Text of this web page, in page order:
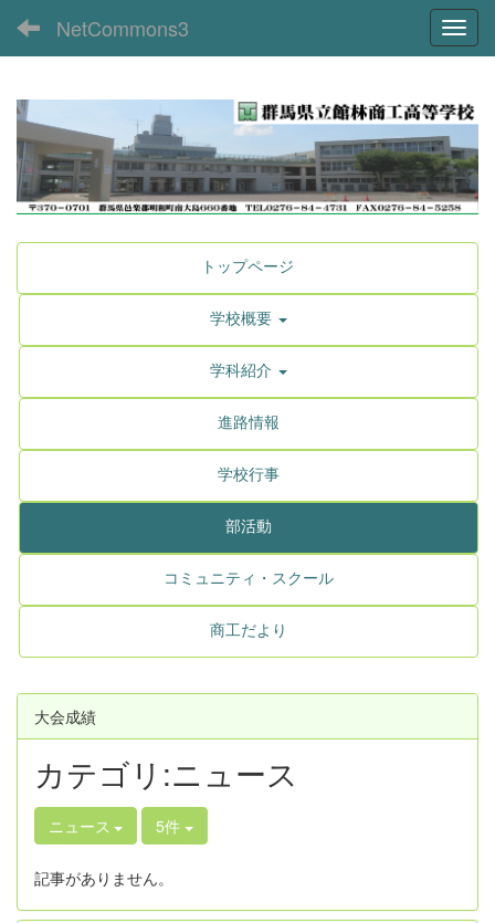
NetCommons3
トップページ
学校概要
学科紹介
進路情報
学校行事
部活動
コミュニティ・スクール
商工だより
大会成績
カテゴリ:ニュース
ニュース 5件
記事がありません。